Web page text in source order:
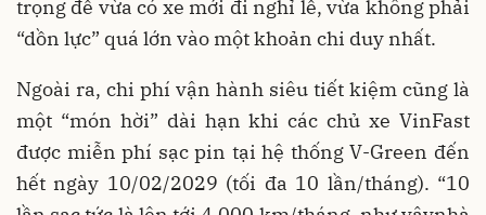
trọng để vừa có xe mới đi nghỉ lễ, vừa không phải
“dồn lực” quá lớn vào một khoản chi duy nhất.
Ngoài ra, chi phí vận hành siêu tiết kiệm cũng là
một “món hời” dài hạn khi các chủ xe VinFast
được miễn phí sạc pin tại hệ thống V-Green đến
hết ngày 10/02/2029 (tối đa 10 lần/tháng). “10